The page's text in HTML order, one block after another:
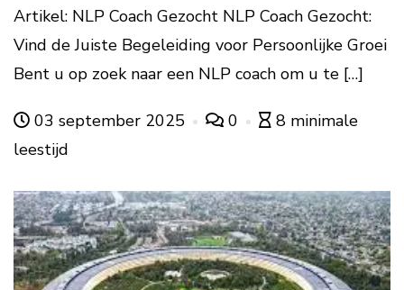
Artikel: NLP Coach Gezocht NLP Coach Gezocht:
Vind de Juiste Begeleiding voor Persoonlijke Groei
Bent u op zoek naar een NLP coach om u te […]
03 september 2025 0
8 minimale
leestijd